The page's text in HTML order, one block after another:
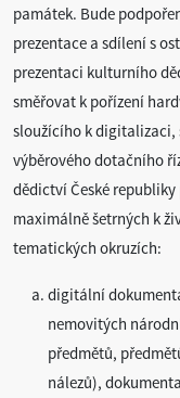
památek. Bude
prezentace a sdílení s
prezentaci kulturního
směřovat k pořízení
sloužícího k digitalizaci,
výběrového dotačního
dědictví České
maximálně šetrných k
tematických okruzích:
digitální
nemovitých
předmětů,
nálezů),